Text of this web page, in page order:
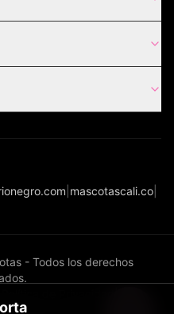
mascotascali.co
- Todos los derechos
cookies